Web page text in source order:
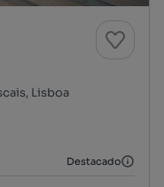
Lisboa
Destacado